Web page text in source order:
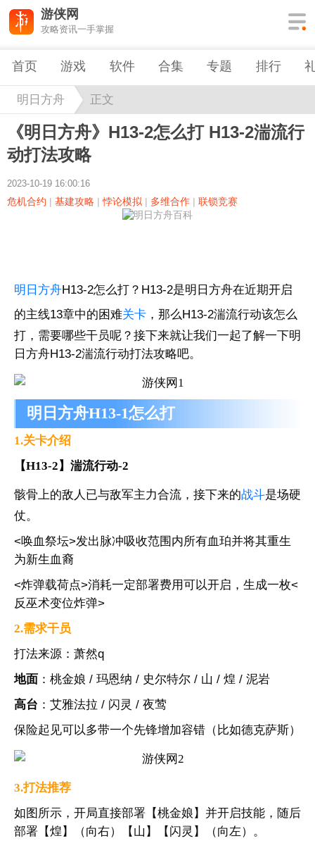
游侠网
攻略资讯一手掌握
首页 游戏 软件 合集 专题 排行
明日方舟 正文
《明日方舟》H13-2怎么打 H13-2湍流行
动打法攻略
2023-10-19 16:00:16
危机合约 | 基建攻略 |悖论模拟 | 多维合作 | 联锁竞赛
明日方舟H13-2怎么打？H13-2是明日方舟在近期开启
的主线13章中的困难关卡 ，那么H13-2湍流行动该怎么
打，需要哪些干员呢？接下来就让我们一起了解一下明
日方舟H13-2湍流行动打法攻略吧。
明日方舟H13-1怎么打
1.关卡介绍
【H13-2】湍流行动-2
骸骨上的敌人已与敌军主力合流，接下来的战斗是场硬
仗。
<唤血祭坛>发出脉冲吸收范围内所有血珀并将其重生
为新生血裔
<炸弹载荷点>消耗一定部署费用可以开启，生成一枚<
反巫术变位炸弹>
2.需求干员
打法来源：萧然q
地面 ：桃金娘 / 玛恩纳 / 史尔特尔 / 山 / 煌 / 泥岩
高台 ：艾雅法拉 / 闪灵 / 夜莺
保险起见可以多带一个先锋增加容错（比如德克萨斯）
3.打法推荐
如图所示，开局直接部署【桃金娘】并开启技能，随后
部署【煌】（向右）【山】【闪灵】（向左）。